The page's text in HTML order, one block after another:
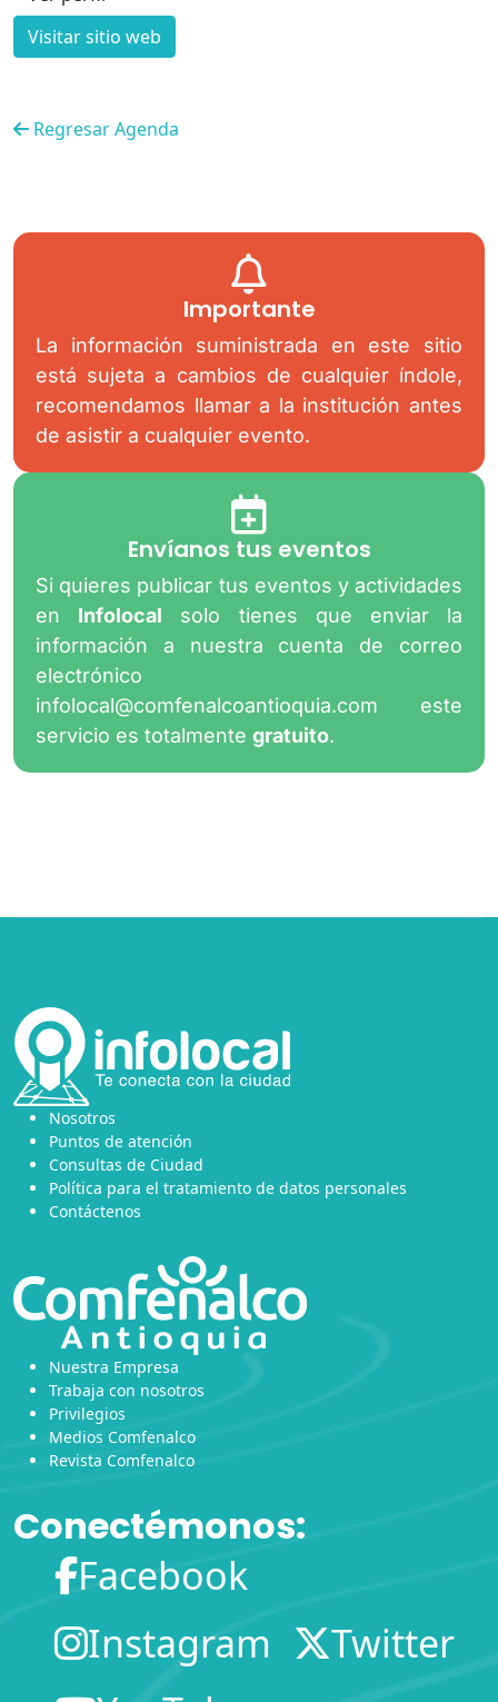
Visitar sitio web
Regresar Agenda
Importante
La información suministrada en este sitio
está sujeta a cambios de cualquier índole,
recomendamos llamar a la institución antes
de asistir a cualquier evento.
Envíanos tus eventos
Si quieres publicar tus eventos y actividades
en Infolocal solo tienes que enviar la
información a nuestra cuenta de correo
electrónico
infolocal@comfenalcoantioquia.com este
servicio es totalmente gratuito.
Nosotros
Puntos de atención
Consultas de Ciudad
Política para el tratamiento de datos personales
Contáctenos
Nuestra Empresa
Trabaja con nosotros
Privilegios
Medios Comfenalco
Revista Comfenalco
Conectémonos:
Facebook
Instagram
Twitter